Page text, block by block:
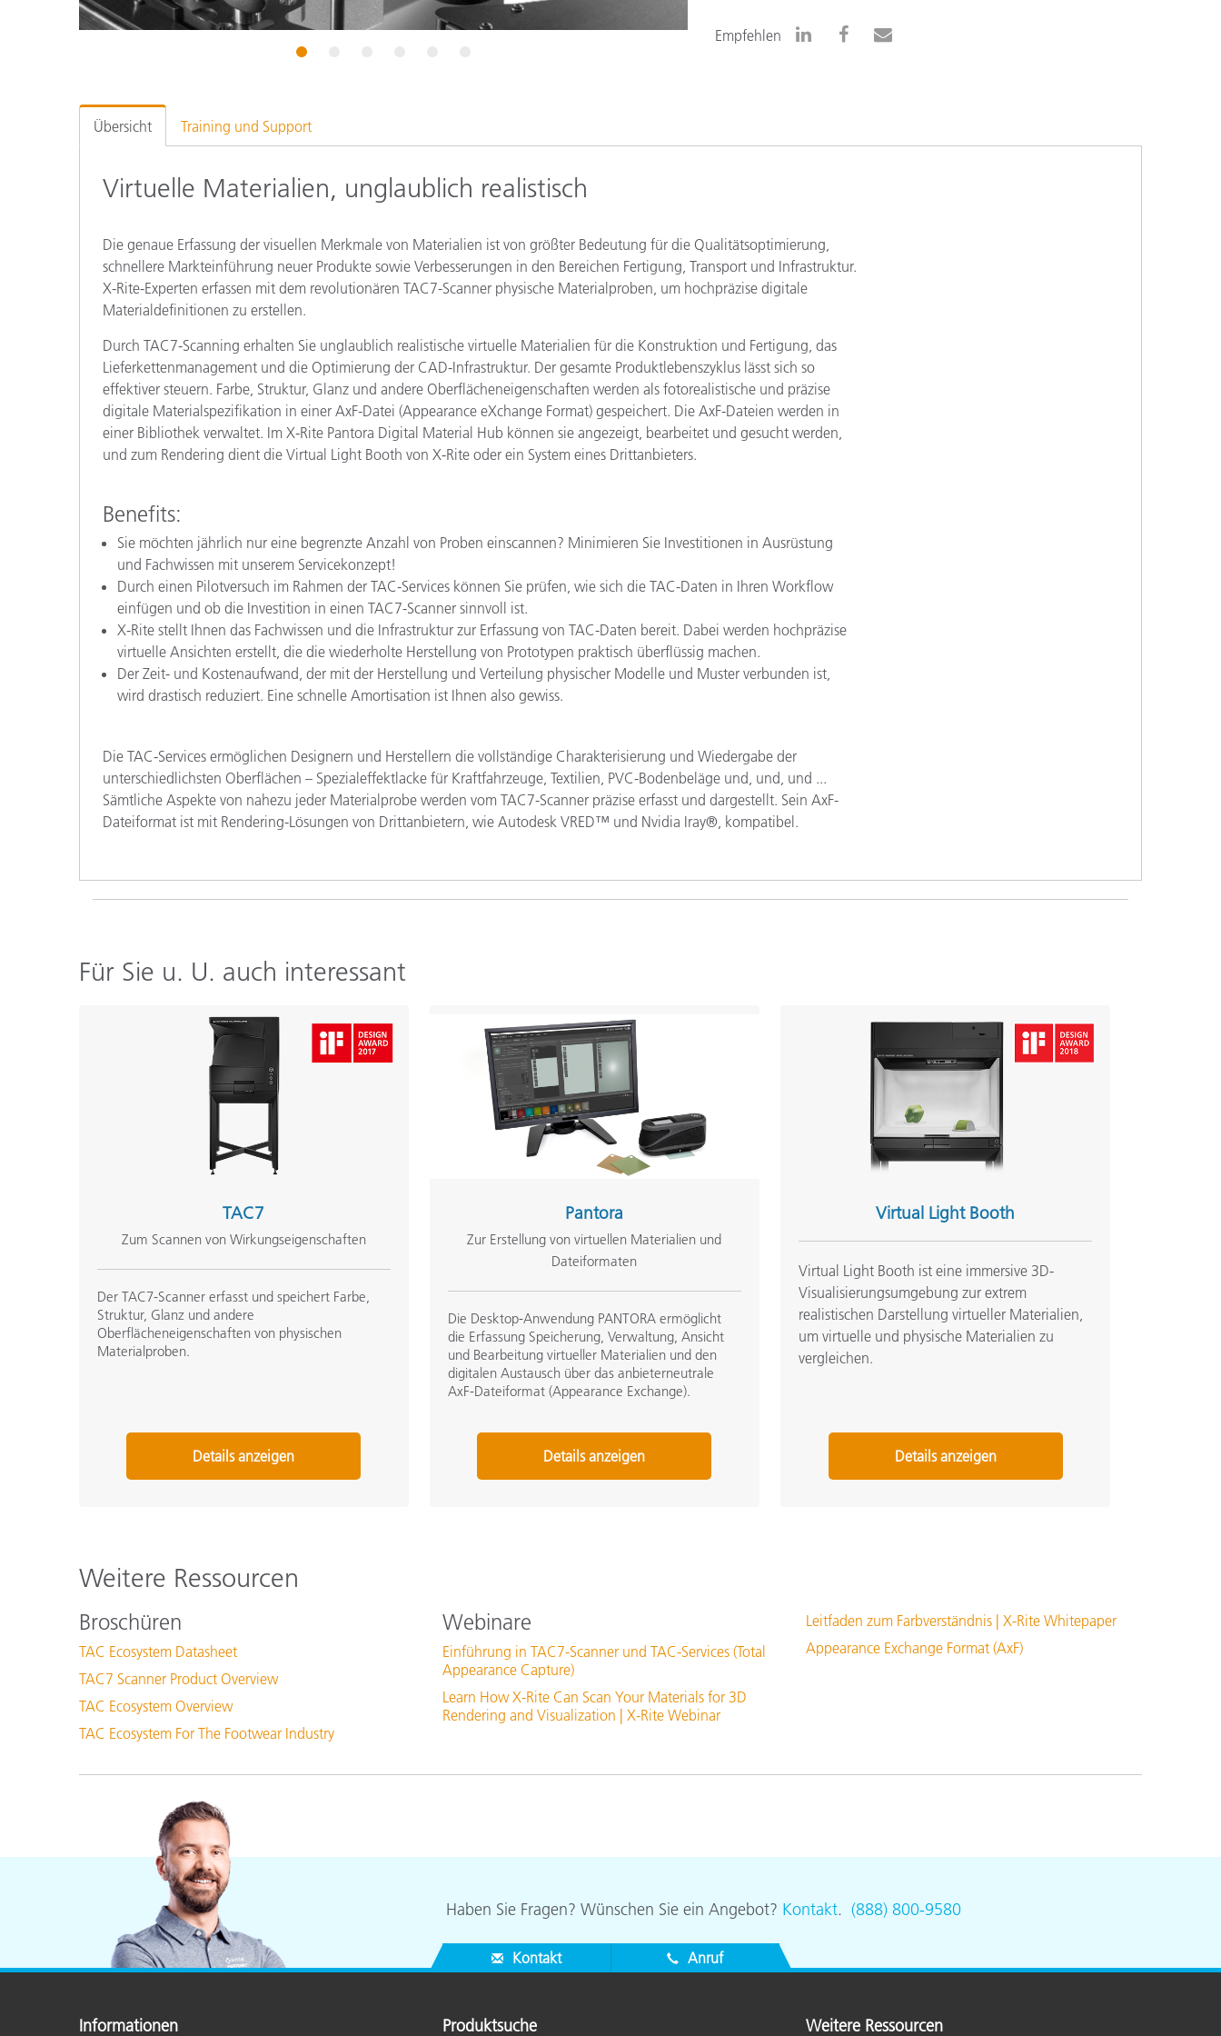
1
Empfehlen
Übersicht Training und Support
Virtuelle Materialien, unglaublich realistisch
Die genaue Erfassung der visuellen Merkmale von Materialien ist von größter Bedeutung für die Qualitätsoptimierung,
schnellere Markteinführung neuer Produkte sowie Verbesserungen in den Bereichen Fertigung, Transport und Infrastruktur.
X-Rite-Experten erfassen mit dem revolutionären TAC7-Scanner physische Materialproben, um hochpräzise digitale
Materialdefinitionen zu erstellen.
Durch TAC7-Scanning erhalten Sie unglaublich realistische virtuelle Materialien für die Konstruktion und Fertigung, das
Lieferkettenmanagement und die Optimierung der CAD-Infrastruktur. Der gesamte Produktlebenszyklus lässt sich so
effektiver steuern. Farbe, Struktur, Glanz und andere Oberflächeneigenschaften werden als fotorealistische und präzise
digitale Materialspezifikation in einer AxF-Datei (Appearance eXchange Format) gespeichert. Die AxF-Dateien werden in
einer Bibliothek verwaltet. Im X-Rite Pantora Digital Material Hub können sie angezeigt, bearbeitet und gesucht werden,
und zum Rendering dient die Virtual Light Booth von X-Rite oder ein System eines Drittanbieters.
Benefits:
Sie möchten jährlich nur eine begrenzte Anzahl von Proben einscannen? Minimieren Sie Investitionen in Ausrüstung
und Fachwissen mit unserem Servicekonzept!
Durch einen Pilotversuch im Rahmen der TAC-Services können Sie prüfen, wie sich die TAC-Daten in Ihren Workflow
einfügen und ob die Investition in einen TAC7-Scanner sinnvoll ist.
X-Rite stellt Ihnen das Fachwissen und die Infrastruktur zur Erfassung von TAC-Daten bereit. Dabei werden hochpräzise
virtuelle Ansichten erstellt, die die wiederholte Herstellung von Prototypen praktisch überflüssig machen.
Der Zeit- und Kostenaufwand, der mit der Herstellung und Verteilung physischer Modelle und Muster verbunden ist,
wird drastisch reduziert. Eine schnelle Amortisation ist Ihnen also gewiss.
Die TAC-Services ermöglichen Designern und Herstellern die vollständige Charakterisierung und Wiedergabe der
unterschiedlichsten Oberflächen – Spezialeffektlacke für Kraftfahrzeuge, Textilien, PVC-Bodenbeläge und, und, und ...
Sämtliche Aspekte von nahezu jeder Materialprobe werden vom TAC7-Scanner präzise erfasst und dargestellt. Sein AxF-
Dateiformat ist mit Rendering-Lösungen von Drittanbietern, wie Autodesk VRED™ und Nvidia Iray®, kompatibel.
Für Sie u. U. auch interessant
TAC7
Zum Scannen von Wirkungseigenschaften
Der TAC7-Scanner erfasst und speichert Farbe,
Struktur, Glanz und andere
Oberflächeneigenschaften von physischen
Materialproben.
Details anzeigen
Pantora
Zur Erstellung von virtuellen Materialien und
Dateiformaten
Die Desktop-Anwendung PANTORA ermöglicht
die Erfassung Speicherung, Verwaltung, Ansicht
und Bearbeitung virtueller Materialien und den
digitalen Austausch über das anbieterneutrale
AxF-Dateiformat (Appearance Exchange).
Details anzeigen
Virtual Light Booth
Virtual Light Booth ist eine immersive 3D-
Visualisierungsumgebung zur extrem
realistischen Darstellung virtueller Materialien,
um virtuelle und physische Materialien zu
vergleichen.
Details anzeigen
Weitere Ressourcen
Broschüren
TAC Ecosystem Datasheet
TAC7 Scanner Product Overview
TAC Ecosystem Overview
TAC Ecosystem For The Footwear Industry
Webinare
Einführung in TAC7-Scanner und TAC-Services (Total
Appearance Capture)
Learn How X-Rite Can Scan Your Materials for 3D
Rendering and Visualization | X-Rite Webinar
Leitfaden zum Farbverständnis | X-Rite Whitepaper
Appearance Exchange Format (AxF)
Haben Sie Fragen? Wünschen Sie ein Angebot? Kontakt. (888) 800-9580
Kontakt Anruf
Informationen Produktsuche Weitere Ressourcen